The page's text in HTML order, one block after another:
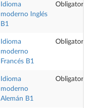
Idioma
moderno Inglés
B1
Obligatoria
Idioma
moderno
Francés B1
Obligatoria
Idioma
moderno
Alemán B1
Obligatoria